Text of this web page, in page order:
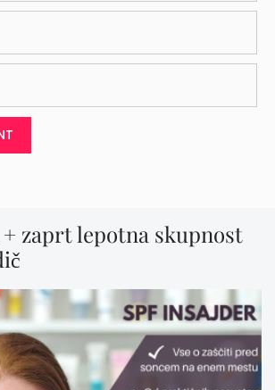
zaprt lepotna skupnost